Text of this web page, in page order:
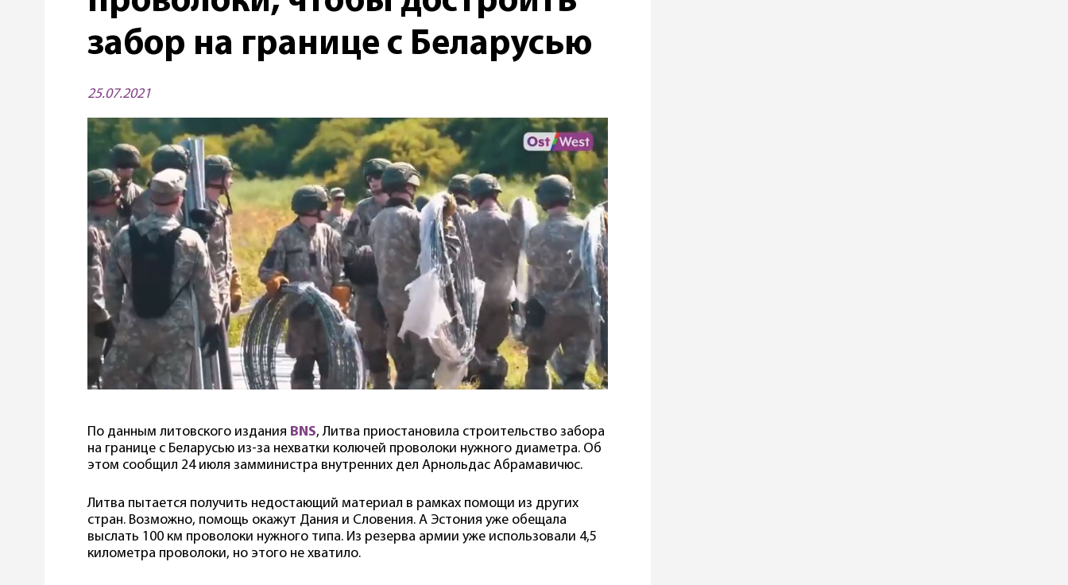
забор на границе с Беларусью
25.07.2021
По данным литовского издания BNS, Литва приостановила строительство забора
на границе с Беларусью из-за нехватки колючей проволоки нужного диаметра. Об
этом сообщил 24 июля замминистра внутренних дел Арнольдас Абрамавичюс.
Литва пытается получить недостающий материал в рамках помощи из других
стран. Возможно, помощь окажут Дания и Словения. А Эстония уже обещала
выслать 100 км проволоки нужного типа. Из резерва армии уже использовали 4,5
километра проволоки, но этого не хватило.